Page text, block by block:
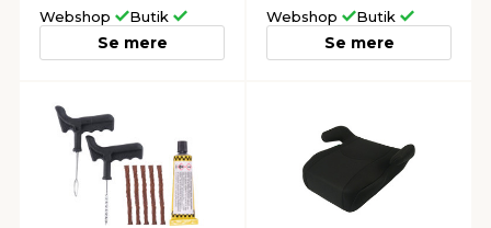
Webshop Butik
Se mere
Webshop Butik
Se mere